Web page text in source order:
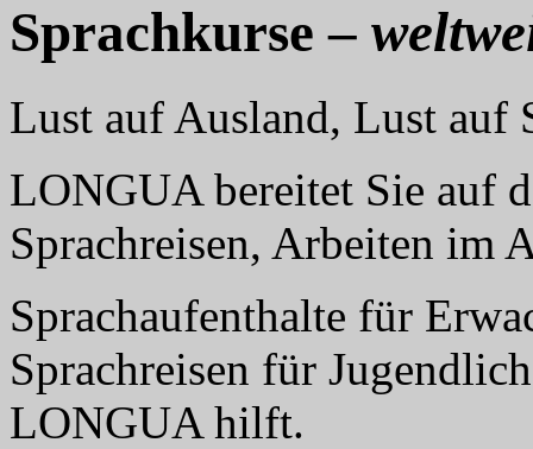
Sprachkurse –
Lust auf Ausland, Lust auf
LONGUA bereitet Sie auf
Sprachreisen, Arbeiten im
Sprachaufenthalte für
Sprachreisen für
LONGUA hilft.